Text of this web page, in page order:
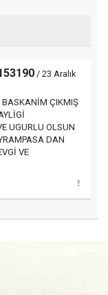
/ 23 Aralık
BASKANİM ÇIKMIŞ
UGURLU OLSUN
DAN
VE